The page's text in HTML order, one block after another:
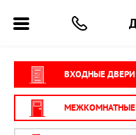
ВХОДНЫЕ ДВЕРИ
МЕЖКОМНАТНЫЕ